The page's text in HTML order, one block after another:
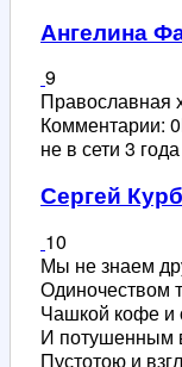
Ангелина
9
Православная
Комментарии: 0
не в сети 3 года
Сергей
10
Мы не знаем
Одиночеством
Чашкой кофе и
И потушенным
Пустотою и